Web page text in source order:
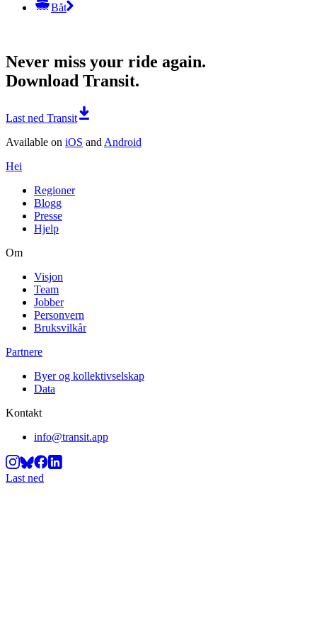
Båt
Never miss your ride again.
Download Transit.
Last ned Transit
Available on iOS and Android
Hei
Regioner
Blogg
Presse
Hjelp
Om
Visjon
Team
Jobber
Personvern
Bruksvilkår
Partnere
Byer og kollektivselskap
Data
Kontakt
info@transit.app
Last ned